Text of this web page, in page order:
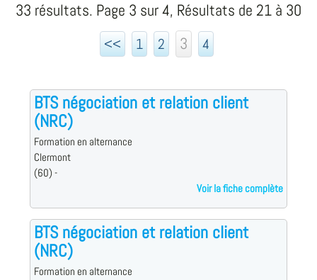
33 résultats. Page 3 sur 4, Résultats de 21 à 30
<< 1 2 3 4
BTS négociation et relation client
(NRC)
Formation en alternance
Clermont
(60) -
Voir la fiche complète
BTS négociation et relation client
(NRC)
Formation en alternance